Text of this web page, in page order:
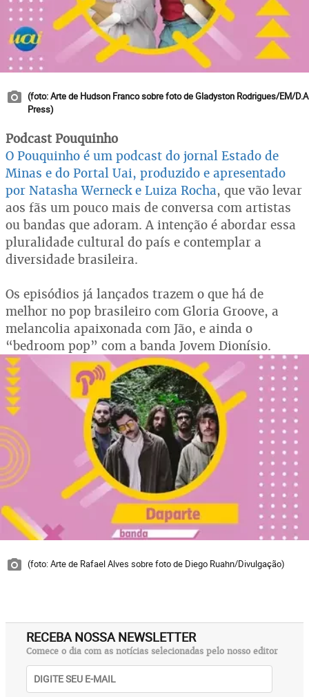
(foto: Arte de Hudson Franco sobre foto de Gladyston Rodrigues/EM/D.A
Press)
Podcast Pouquinho
O Pouquinho é um podcast do jornal Estado de
Minas e do Portal Uai, produzido e apresentado
por Natasha Werneck e Luiza Rocha, que vão levar
aos fãs um pouco mais de conversa com artistas
ou bandas que adoram. A intenção é abordar essa
pluralidade cultural do país e contemplar a
diversidade brasileira.
Os episódios já lançados trazem o que há de
melhor no pop brasileiro com Gloria Groove, a
melancolia apaixonada com Jão, e ainda o
“bedroom pop” com a banda Jovem Dionísio.
(foto: Arte de Rafael Alves sobre foto de Diego Ruahn/Divulgação)
RECEBA NOSSA NEWSLETTER
Comece o dia com as notícias selecionadas pelo nosso editor